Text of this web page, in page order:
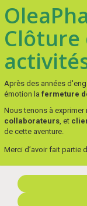
Clôture
Après des années
émotion la fermeture
Nous tenons à
collaborateurs, et
de cette aventure.
Merci d’avoir fait partie